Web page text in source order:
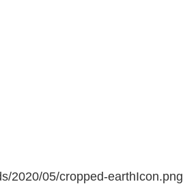
2020/05/cropped-earthIcon.png